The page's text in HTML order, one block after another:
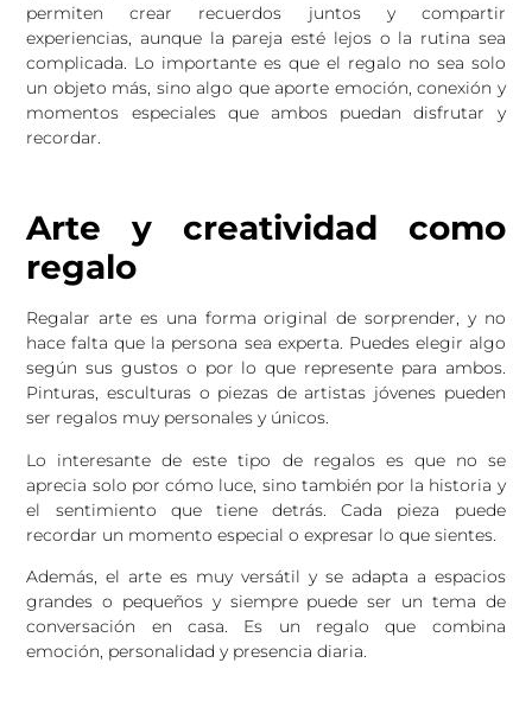
permiten crear recuerdos juntos y compartir
experiencias, aunque la pareja esté lejos o la rutina sea
complicada. Lo importante es que el regalo no sea solo
un objeto más, sino algo que aporte emoción, conexión y
momentos especiales que ambos puedan disfrutar y
recordar.
Arte y creatividad como
regalo
Regalar arte es una forma original de sorprender, y no
hace falta que la persona sea experta. Puedes elegir algo
según sus gustos o por lo que represente para ambos.
Pinturas, esculturas o piezas de artistas jóvenes pueden
ser regalos muy personales y únicos.
Lo interesante de este tipo de regalos es que no se
aprecia solo por cómo luce, sino también por la historia y
el sentimiento que tiene detrás. Cada pieza puede
recordar un momento especial o expresar lo que sientes.
Además, el arte es muy versátil y se adapta a espacios
grandes o pequeños y siempre puede ser un tema de
conversación en casa. Es un regalo que combina
emoción, personalidad y presencia diaria.